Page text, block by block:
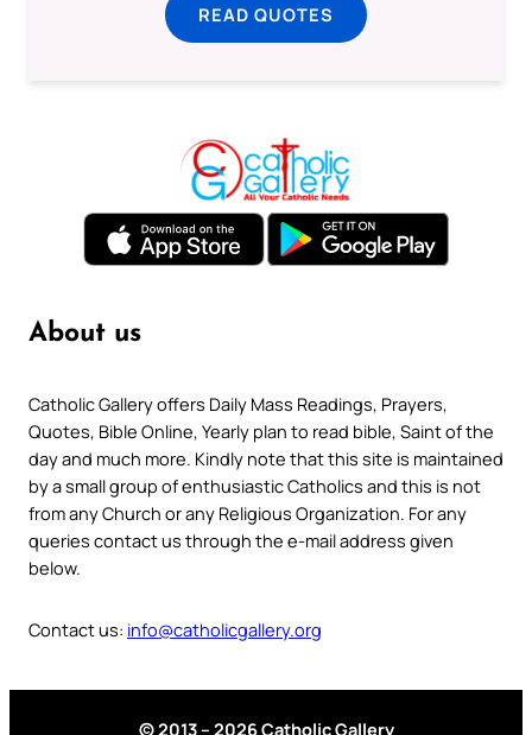
READ QUOTES
About us
Catholic Gallery offers Daily Mass Readings, Prayers,
Quotes, Bible Online, Yearly plan to read bible, Saint of the
day and much more. Kindly note that this site is maintained
by a small group of enthusiastic Catholics and this is not
from any Church or any Religious Organization. For any
queries contact us through the e-mail address given
below.
Contact us: info@catholicgallery.org
© 2013 – 2026 Catholic Gallery